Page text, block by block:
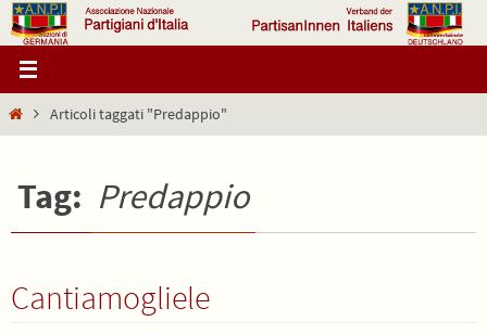
Salta
al
contenuto
HomeArticoli taggati "Predappio"
Tag: Predappio
Cantiamogliele